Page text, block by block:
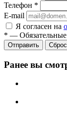
Телефон *
E-mail
Я согласен на
* —
Ранее вы